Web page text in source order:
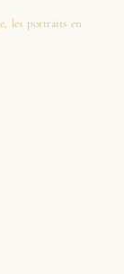
les portraits en